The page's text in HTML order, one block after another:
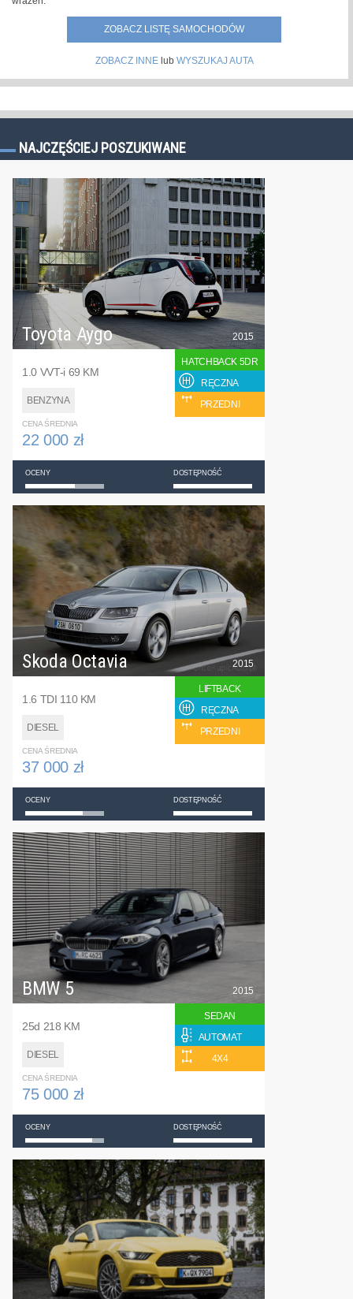
ZOBACZ LISTĘ SAMOCHODÓW
ZOBACZ INNElub WYSZUKAJ AUTA
NAJCZĘŚCIEJ POSZUKIWANE
Toyota Aygo
1.0 VVT-i 69 KM
BENZYNA
2015
HATCHBACK 5DR
RĘCZNA
PRZEDNI
CENA ŚREDNIA
22 000 zł
OCENY DOSTĘPNOŚĆ
Skoda Octavia
1.6 TDI 110 KM
DIESEL
2015
LIFTBACK
RĘCZNA
PRZEDNI
CENA ŚREDNIA
37 000 zł
OCENY DOSTĘPNOŚĆ
BMW 5
25d 218 KM
DIESEL
2015
SEDAN
AUTOMAT
4X4
CENA ŚREDNIA
75 000 zł
OCENY DOSTĘPNOŚĆ